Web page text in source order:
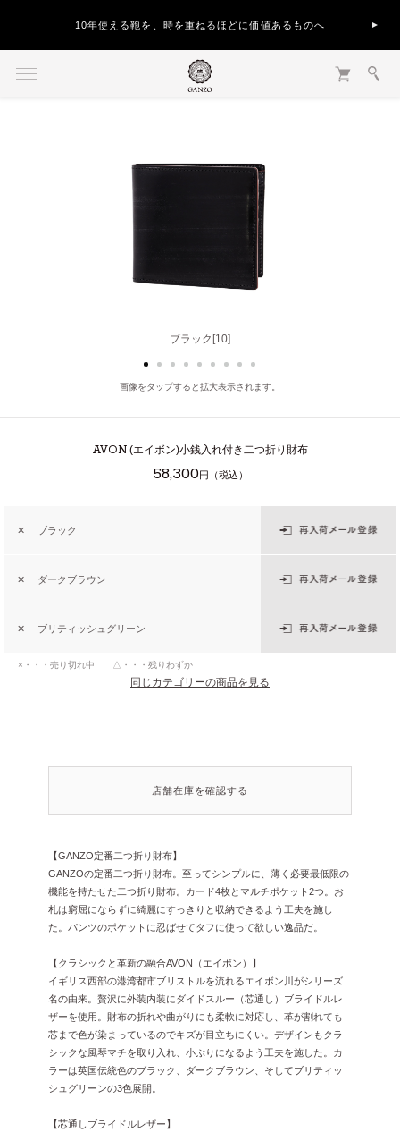
10年使える鞄を、時を重ねるほどに価値あるものへ
ブラック[10]
ダークブラウン[56]
画像をタップすると拡大表示されます。
AVON(エイボン)小銭入れ付き二つ折り財布
58,300円（税込）
✕ ブラック
✕ ダークブラウン
✕ ブリティッシュグリーン
×・・・売り切れ中 △・・・残りわずか
同じカテゴリーの商品を見る
店舗在庫を確認する
【GANZO定番二つ折り財布】
GANZOの定番二つ折り財布。至ってシンプルに、薄く必要最低限の
機能を持たせた二つ折り財布。カード4枚とマルチポケット2つ。お
札は窮屈にならずに綺麗にすっきりと収納できるよう工夫を施し
た。パンツのポケットに忍ばせてタフに使って欲しい逸品だ。
【クラシックと革新の融合AVON（エイボン）】
イギリス西部の港湾都市ブリストルを流れるエイボン川がシリーズ
名の由来。贅沢に外装内装にダイドスルー（芯通し）ブライドルレ
ザーを使用。財布の折れや曲がりにも柔軟に対応し、革が割れても
芯まで色が染まっているのでキズが目立ちにくい。デザインもクラ
シックな風琴マチを取り入れ、小ぶりになるよう工夫を施した。カ
ラーは英国伝統色のブラック、ダークブラウン、そしてブリティッ
シュグリーンの3色展開。
【芯通しブライドルレザー】